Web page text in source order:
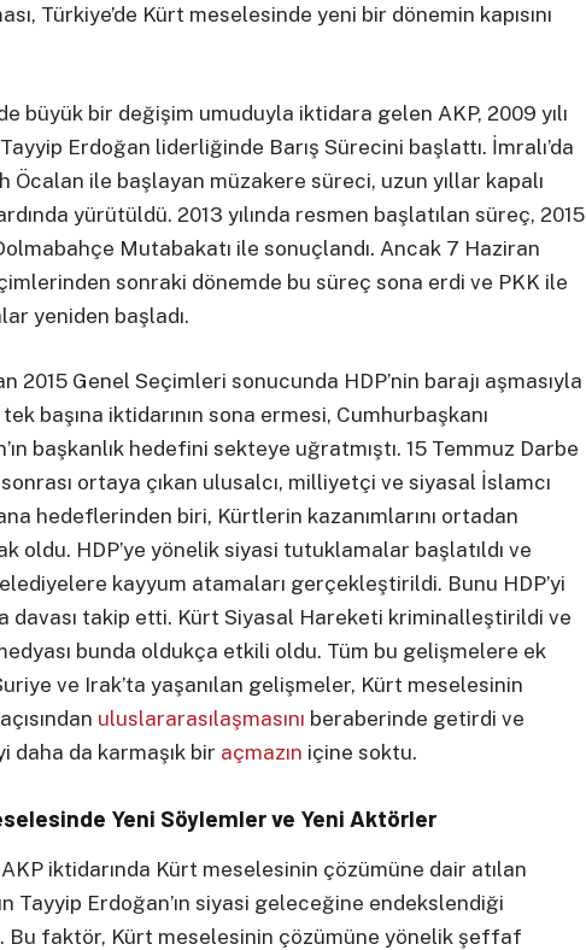
Türkiye’de Kürt meselesinde yeni bir dönemin kapısını
büyük bir değişim umuduyla iktidara gelen AKP, 2009 yılı
Erdoğan liderliğinde Barış Sürecini başlattı. İmralı’da
Öcalan ile başlayan müzakere süreci, uzun yıllar kapalı
yürütüldü. 2013 yılında resmen başlatılan süreç, 2015
Mutabakatı ile sonuçlandı. Ancak 7 Haziran
sonraki dönemde bu süreç sona erdi ve PKK ile
yeniden başladı.
2015 Genel Seçimleri sonucunda HDP’nin barajı aşmasıyla
tek başına iktidarının sona ermesi, Cumhurbaşkanı
başkanlık hedefini sekteye uğratmıştı. 15 Temmuz Darbe
ortaya çıkan ulusalcı, milliyetçi ve siyasal İslamcı
hedeflerinden biri, Kürtlerin kazanımlarını ortadan
oldu. HDP’ye yönelik siyasi tutuklamalar başlatıldı ve
kayyum atamaları gerçekleştirildi. Bunu HDP’yi
davası takip etti. Kürt Siyasal Hareketi kriminalleştirildi ve
bunda oldukça etkili oldu. Tüm bu gelişmelere ek
ve Irak’ta yaşanılan gelişmeler, Kürt meselesinin
uluslararasılaşmasını beraberinde getirdi ve
daha da karmaşık bir açmazın içine soktu.
Yeni Söylemler ve Yeni Aktörler
AKP iktidarında Kürt meselesinin çözümüne dair atılan
Tayyip Erdoğan’ın siyasi geleceğine endekslendiği
Bu faktör, Kürt meselesinin çözümüne yönelik şeffaf